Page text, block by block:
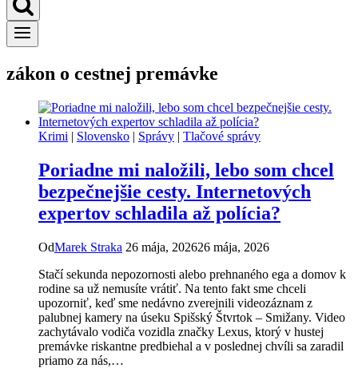
zákon o cestnej premávke
Krimi | Slovensko | Správy | Tlačové správy
Poriadne mi naložili, lebo som chcel
bezpečnejšie cesty. Internetových
expertov schladila až polícia?
OdMarek Straka 26 mája, 202626 mája, 2026
Stačí sekunda nepozornosti alebo prehnaného ega a domov k
rodine sa už nemusíte vrátiť. Na tento fakt sme chceli
upozorniť, keď sme nedávno zverejnili videozáznam z
palubnej kamery na úseku Spišský Štvrtok – Smižany. Video
zachytávalo vodiča vozidla značky Lexus, ktorý v hustej
premávke riskantne predbiehal a v poslednej chvíli sa zaradil
priamo za nás,…